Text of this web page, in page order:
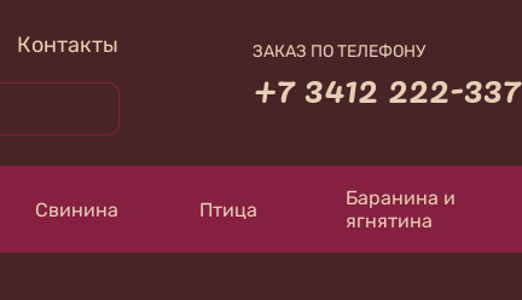
Контакты ЗАКАЗ ПО ТЕЛЕФОНУ
+7 3412 222-337
Свинина Птица
Баранина и
ягнятина